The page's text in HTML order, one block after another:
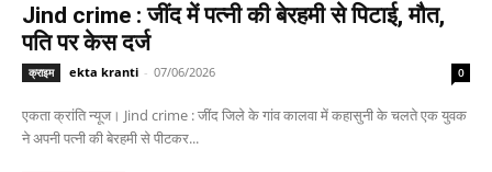
Jind crime : जींद में पत्नी की बेरहमी से पिटाई, मौत,
पति पर केस दर्ज
क्राइम ekta kranti - 07/06/2026 0
एकता क्रांति न्यूज। Jind crime : जींद जिले के गांव कालवा में कहासुनी के चलते एक युवक
ने अपनी पत्नी की बेरहमी से पीटकर...